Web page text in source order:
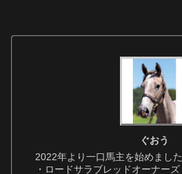
ぐおう
2022年より一口馬主を始めました
・ロードサラブレッドオーナーズ